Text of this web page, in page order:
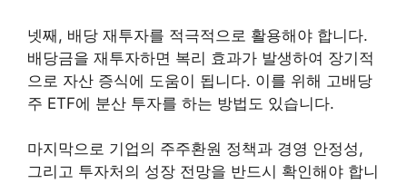
넷째, 배당 재투자를 적극적으로 활용해야 합니다.
배당금을 재투자하면 복리 효과가 발생하여 장기적
으로 자산 증식에 도움이 됩니다. 이를 위해 고배당
주 ETF에 분산 투자를 하는 방법도 있습니다.
마지막으로 기업의 주주환원 정책과 경영 안정성,
그리고 투자처의 성장 전망을 반드시 확인해야 합니